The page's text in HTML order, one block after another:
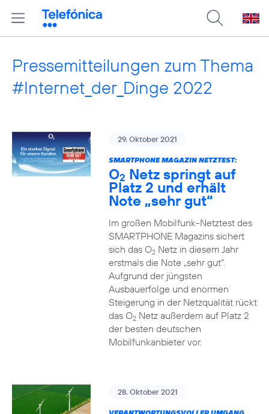
Pressemitteilungen zum Thema
#Internet_der_Dinge 2022
29. Oktober 2021
SMARTPHONE MAGAZIN NETZTEST:
O2 Netz springt auf
Platz 2 und erhält
Note „sehr gut“
Im großen Mobilfunk-Netztest des
SMARTPHONE Magazins sichert
sich das O2Netz in diesem Jahr
erstmals die Note „sehr gut“.
Aufgrund der jüngsten
Ausbauerfolge und enormen
Steigerung in der Netzqualität rückt
das O2Netz außerdem auf Platz 2
der besten deutschen
Mobilfunkanbieter vor.
28. Oktober 2021